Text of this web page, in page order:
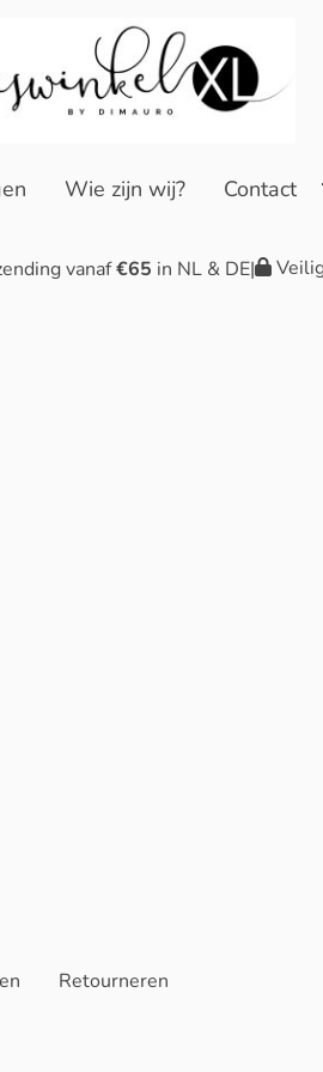
Wie zijn wij? Contact
vanaf€65 in NL & DE|
Retourneren